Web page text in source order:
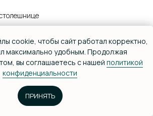
cookie, чтобы сайт работал корректно,
максимально удобным. Продолжая
вы соглашаетесь с нашей политикой
конфиденциальности
ПРИНЯТЬ
Заказать звонок